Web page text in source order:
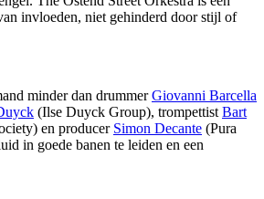
invloeden, niet gehinderd door stijl of
minder dan drummerGiovanni Barcella
(Ilse Duyck Group), trompettistBart
en producer Simon Decante (Pura
in goede banen te leiden en een